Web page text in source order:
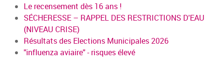
Le recensement dès 16 ans !
SÉCHERESSE – RAPPEL DES RESTRICTIONS D'EAU
(NIVEAU CRISE)
Résultats des Elections Municipales 2026
"influenza aviaire" - risques élevé